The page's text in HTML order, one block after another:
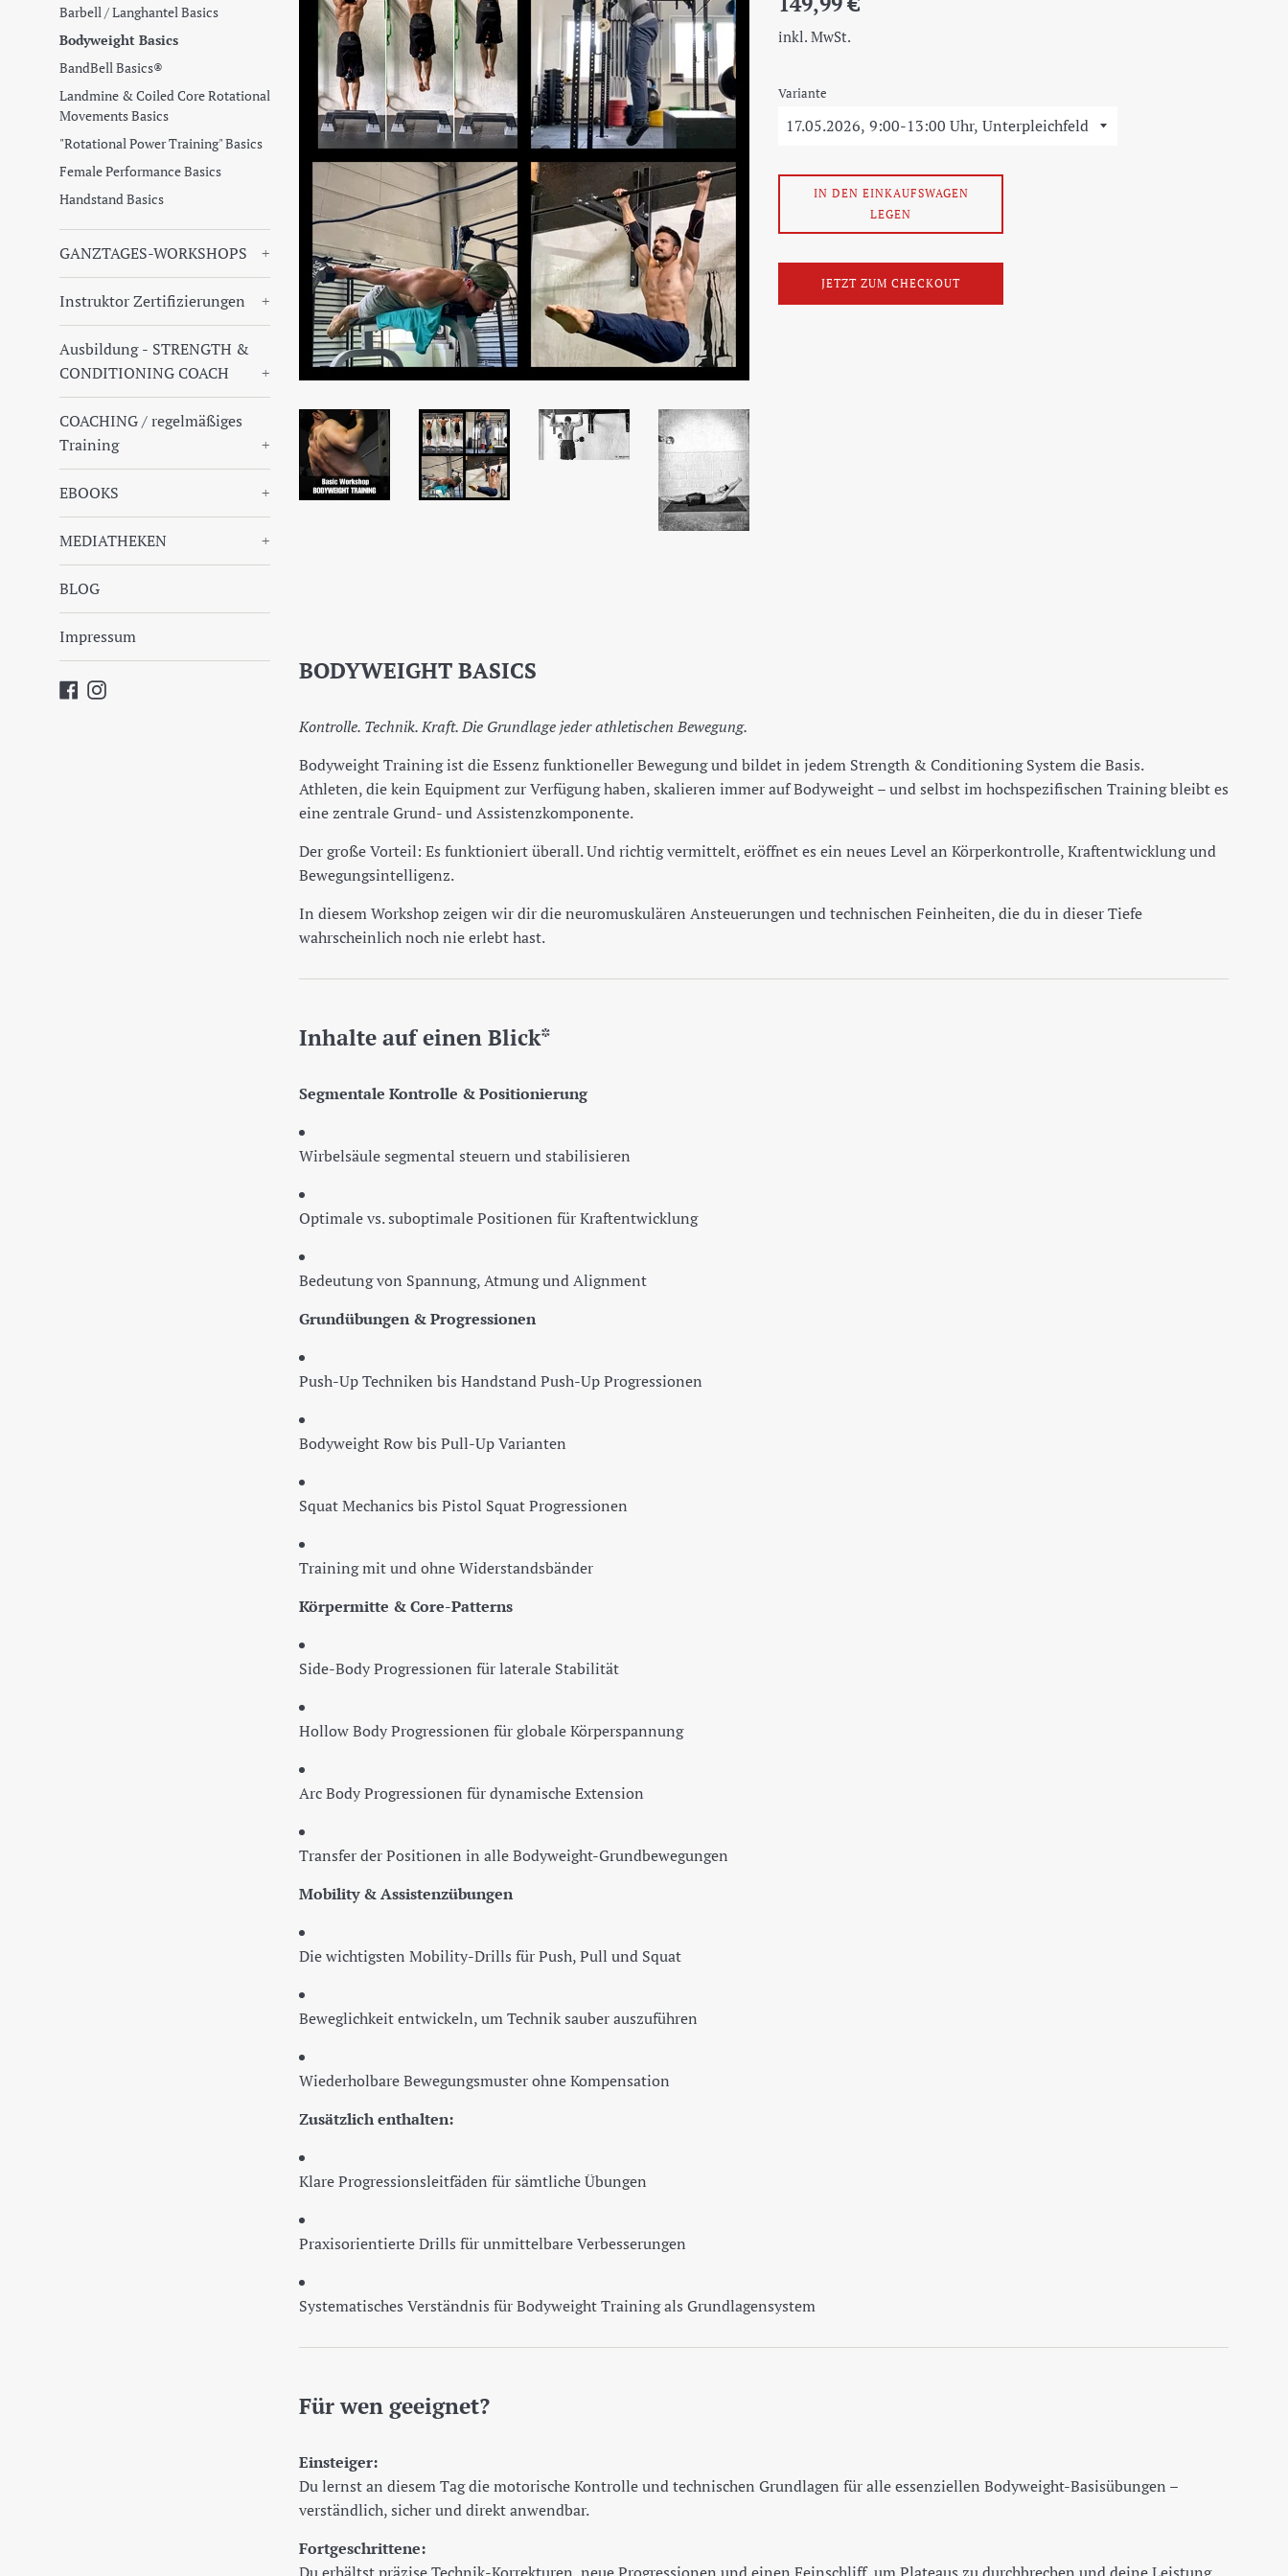
Barbell / Langhantel Basics
Bodyweight Basics
BandBell Basics®
Landmine & Coiled Core Rotational
Movements Basics
"Rotational Power Training" Basics
Female Performance Basics
Handstand Basics
GANZTAGES-WORKSHOPS +
Instruktor Zertifizierungen +
Ausbildung - STRENGTH &
CONDITIONING COACH
+
COACHING / regelmäßiges
Training
+
EBOOKS +
MEDIATHEKEN +
BLOG
Impressum
Facebook
Instagram
inkl. MwSt.
Variante
IN DEN EINKAUFSWAGEN
LEGEN
JETZT ZUM CHECKOUT
BODYWEIGHT BASICS
Kontrolle. Technik. Kraft. Die Grundlage jeder athletischen Bewegung.
Bodyweight Training ist die Essenz funktioneller Bewegung und bildet in jedem Strength & Conditioning System die Basis.
Athleten, die kein Equipment zur Verfügung haben, skalieren immer auf Bodyweight – und selbst im hochspezifischen Training bleibt es
eine zentrale Grund- und Assistenzkomponente.
Der große Vorteil: Es funktioniert überall. Und richtig vermittelt, eröffnet es ein neues Level an Körperkontrolle, Kraftentwicklung und
Bewegungsintelligenz.
In diesem Workshop zeigen wir dir die neuromuskulären Ansteuerungen und technischen Feinheiten, die du in dieser Tiefe
wahrscheinlich noch nie erlebt hast.
Inhalte auf einen Blick*
Segmentale Kontrolle & Positionierung
Wirbelsäule segmental steuern und stabilisieren
Optimale vs. suboptimale Positionen für Kraftentwicklung
Bedeutung von Spannung, Atmung und Alignment
Grundübungen & Progressionen
Push-Up Techniken bis Handstand Push-Up Progressionen
Bodyweight Row bis Pull-Up Varianten
Squat Mechanics bis Pistol Squat Progressionen
Training mit und ohne Widerstandsbänder
Körpermitte & Core-Patterns
Side-Body Progressionen für laterale Stabilität
Hollow Body Progressionen für globale Körperspannung
Arc Body Progressionen für dynamische Extension
Transfer der Positionen in alle Bodyweight-Grundbewegungen
Mobility & Assistenzübungen
Die wichtigsten Mobility-Drills für Push, Pull und Squat
Beweglichkeit entwickeln, um Technik sauber auszuführen
Wiederholbare Bewegungsmuster ohne Kompensation
Zusätzlich enthalten:
Klare Progressionsleitfäden für sämtliche Übungen
Praxisorientierte Drills für unmittelbare Verbesserungen
Systematisches Verständnis für Bodyweight Training als Grundlagensystem
Für wen geeignet?
Einsteiger:
Du lernst an diesem Tag die motorische Kontrolle und technischen Grundlagen für alle essenziellen Bodyweight-Basisübungen –
verständlich, sicher und direkt anwendbar.
Fortgeschrittene: